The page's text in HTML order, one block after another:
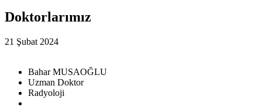
Doktorlarımız
21 Şubat 2024
Bahar MUSAOĞLU
Uzman Doktor
Radyoloji